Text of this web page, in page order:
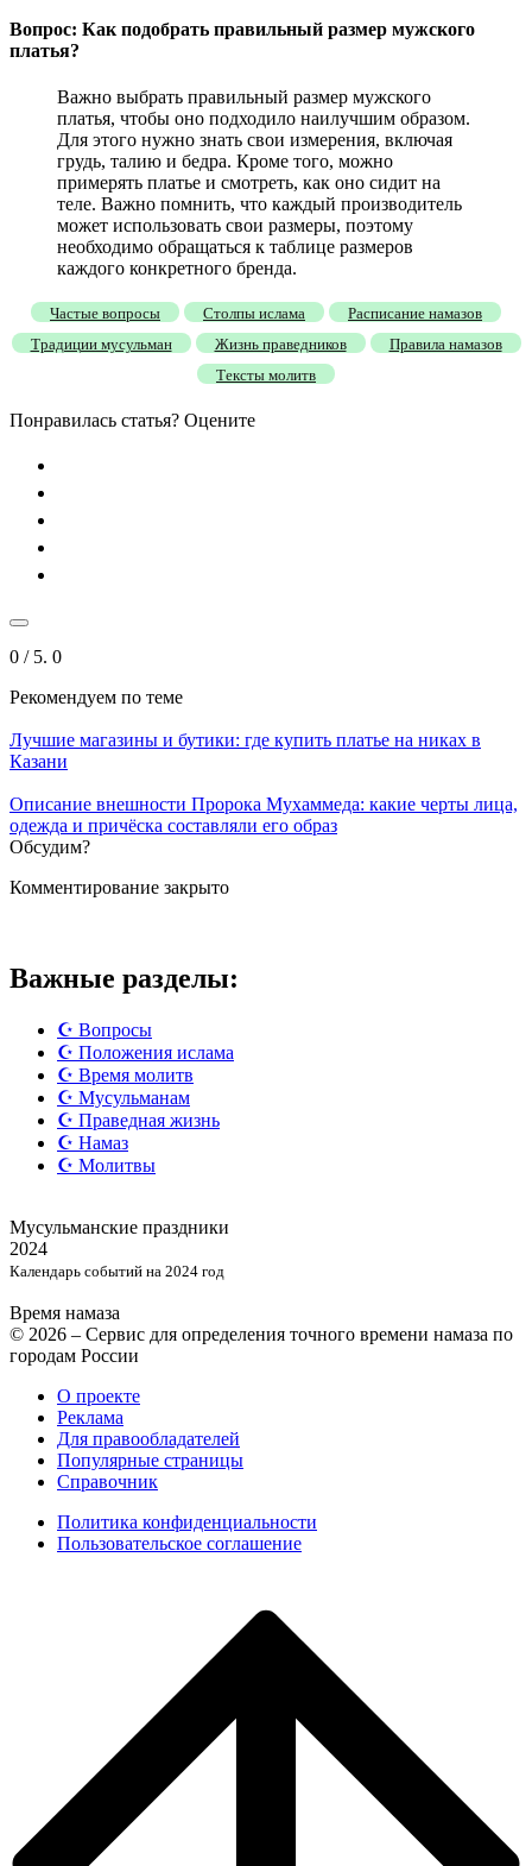
Вопрос: Как подобрать правильный размер мужского
платья?
Важно выбрать правильный размер мужского
платья, чтобы оно подходило наилучшим образом.
Для этого нужно знать свои измерения, включая
грудь, талию и бедра. Кроме того, можно
примерять платье и смотреть, как оно сидит на
теле. Важно помнить, что каждый производитель
может использовать свои размеры, поэтому
необходимо обращаться к таблице размеров
каждого конкретного бренда.
Частые вопросы Столпы ислама
Расписание намазов
Традиции мусульман
Жизнь праведников
Правила намазов
Тексты молитв
Понравилась статья? Оцените
0 / 5. 0
Рекомендуем по теме
Лучшие магазины и бутики: где купить платье на никах в
Казани
Описание внешности Пророка Мухаммеда: какие черты лица,
одежда и причёска составляли его образ
Обсудим?
Комментирование закрыто
Важные разделы:
☪️ Вопросы
☪️ Положения ислама
☪️ Время молитв
☪️ Мусульманам
☪️ Праведная жизнь
☪️ Намаз
☪️ Молитвы
Мусульманские праздники
2024
Календарь событий на 2024 год
Время намаза
© 2026 – Сервис для определения точного времени намаза по
городам России
О проекте
Реклама
Для правообладателей
Популярные страницы
Справочник
Политика конфиденциальности
Пользовательское соглашение